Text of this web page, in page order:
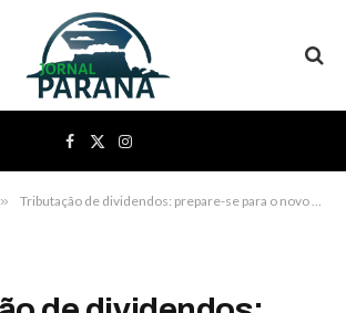
Facebook
X
(Twitter)
Instagram
» Tributação de dividendos: prepare-se para o novo cenário competitivo